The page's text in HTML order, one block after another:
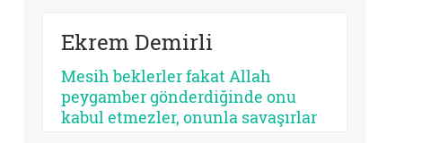
olarak düşünürken, kimileri onun
ideolojilerde yaşamaya devam
ettiğini savunur.
Ekrem Demirli
Mesih beklerler fakat Allah
peygamber gönderdiğinde onu
kabul etmezler, onunla savaşırlar